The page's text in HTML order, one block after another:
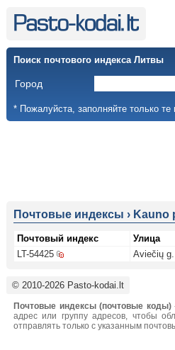
Поиск почтового индекса Литвы
Город
* Пожалуйста, заполняйте только
Почтовые индексы › Kauno
Почтовый индекс Улица
LT-54425
Aviečių g.
© 2010-2026 Pasto-kodai.lt
Почтовые индексы (почтовые коды)
адрес или группу адресов, чтобы
отправлять только с указанным